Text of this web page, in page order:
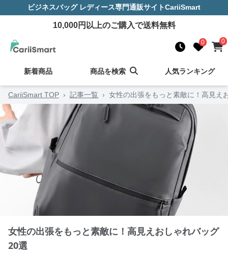
ビジネスバッグ レディース専門通販サイトCariiSmart
10,000円以上のご購入で送料無料
0 0
新着商品 商品を検索 人気ランキング
CariiSmart TOP › 記事一覧 › 女性の出張をもっと素敵に！高見え
女性の出張をもっと素敵に！高見えおしゃれバッグ
20選